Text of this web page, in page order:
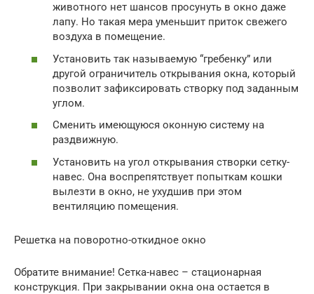
животного нет шансов просунуть в окно даже
лапу. Но такая мера уменьшит приток свежего
воздуха в помещение.
Установить так называемую “гребенку” или
другой ограничитель открывания окна, который
позволит зафиксировать створку под заданным
углом.
Сменить имеющуюся оконную систему на
раздвижную.
Установить на угол открывания створки сетку-
навес. Она воспрепятствует попыткам кошки
вылезти в окно, не ухудшив при этом
вентиляцию помещения.
Решетка на поворотно-откидное окно
Обратите внимание! Сетка-навес – стационарная
конструкция. При закрывании окна она остается в